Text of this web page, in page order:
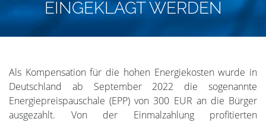
EINGEKLAGT WERDEN
Als Kompensation für die hohen Energiekosten wurde in
Deutschland ab September 2022 die sogenannte
Energiepreispauschale (EPP) von 300 EUR an die Bürger
ausgezahlt. Von der Einmalzahlung profitierten